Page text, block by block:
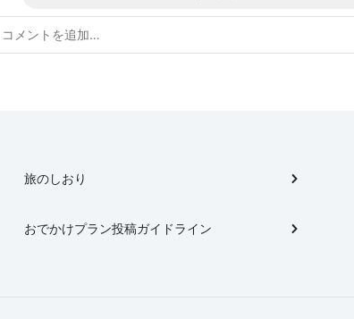
旅のしおり
おでかけプラン投稿ガイドライン